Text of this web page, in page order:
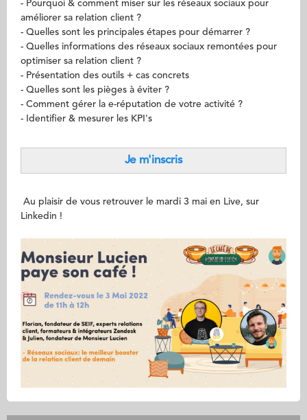
- Pourquoi & comment miser sur les réseaux sociaux pour
améliorer sa relation client ?
- Quelles sont les principales étapes pour démarrer ?
- Quelles informations des réseaux sociaux remontées pour
optimiser sa relation client ?
- Présentation des outils + cas concrets
- Quelles sont les pièges à éviter ?
- Comment gérer la e-réputation de votre activité ?
- Identifier & mesurer les KPI's
Je m'inscris
Au plaisir de vous retrouver le mardi 3 mai en Live, sur
Linkedin !